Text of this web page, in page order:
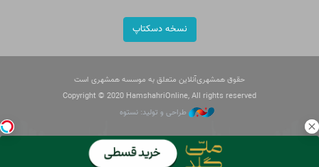
نسخه دسکتاپ
حقوق همشهری‌آنلاین متعلق به موسسه همشهری است
Copyright © 2020 HamshahriOnline, All rights reserved
طراحی و تولید: نستوه